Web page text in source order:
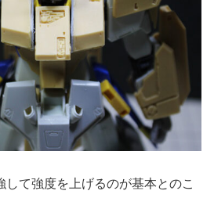
して強度を上げるのが基本とのこ